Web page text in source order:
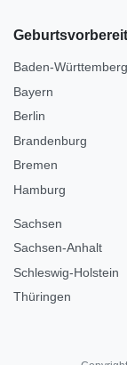
Baden-Württemberg
Bayern
Berlin
Brandenburg
Bremen
Hamburg
Sachsen
Sachsen-Anhalt
Schleswig-Holstein
Thüringen